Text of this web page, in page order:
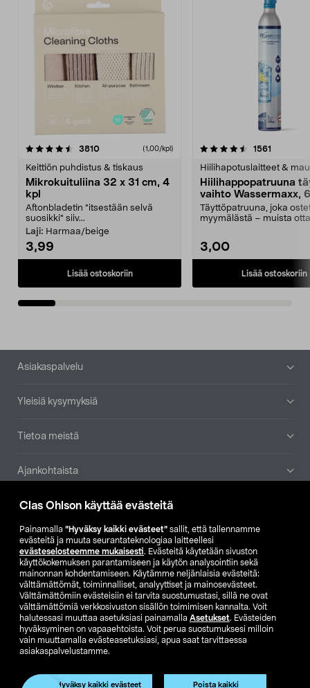
Clas Ohlson käyttää evästeitä
Painamalla ”Hyväksy kaikki evästeet” sallit, että tallennamme
evästeitä ja muuta seurantateknologiaa laitteellesi
evästeselosteemme mukaisesti. Evästeitä käytetään sivuston
käyttökokemuksen parantamiseen ja käytön analysointiin sekä
mainonnan kohdentamiseen. Käytämme neljänlaisia evästeitä:
välttämättömät, toiminnalliset, analyyttiset ja mainosevästeet.
Välttämättömiin evästeisiin ei tarvita suostumustasi, sillä ne ovat
välttämättömiä verkkosivuston sisällön toimimisen kannalta. Voit
halutessasi muuttaa asetuksiasi painamalla Asetukset. Evästeiden
hyväksyminen on vapaaehtoista. Voit perua suostumuksesi milloin
vain muuttamalla evästeasetuksiasi, apua saat tarvittaessa
asiakaspalvelustamme.
Hyväksy kaikki evästeet Poista kaikki
3810arvostelut (1,00/kpl)
Keittiön puhdistus & tiskaus
Mikrokuituliina 32 x 31 cm, 4
kpl
Aftonbladetin "itsestään selvä
suosikki" siiv...
Laji: Harmaa/beige
3,99
Lisää ostoskoriin
4.5viidestä
1561
Hiilihapotuslaitteet &
Hiilihappopatruuna
vaihto Wassermaxx,
Täyttöpatruuna, joka
myymälästä – muista
3,00
Lisää ostoskoriin
4.5viidestä
Alatunniste
Asiakaspalvelu
Yleisiä kysymyksiä
Tietoa meistä
Ajankohtaista
Muut yrityksemme
Etsi myymälä
SE NO FI
FI SV